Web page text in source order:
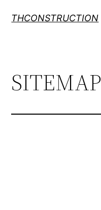
THCONSTRUCTION
SITEMAP